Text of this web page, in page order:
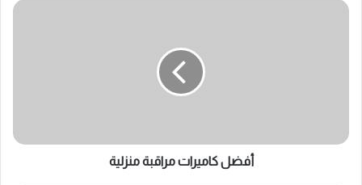
أفضل
أفضل كاميرات مراقبة منزلية